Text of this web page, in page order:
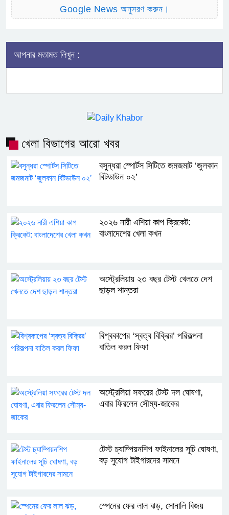
Google News অনুসরণ করুন।
আপনার মতামত লিখুন :
খেলা বিভাগের আরো খবর
বসুন্ধরা স্পোর্টস সিটিতে জমজমাট ‘জুলকান
বিটডাউন ০২’
২০২৬ নারী এশিয়া কাপ ক্রিকেট:
বাংলাদেশের খেলা কখন
অস্ট্রেলিয়ায় ২৩ বছর টেস্ট খেলতে দেশ
ছাড়ল শান্তরা
বিশ্বকাপের ‘স্বত্ব বিক্রির’ পরিকল্পনা
বাতিল করল ফিফা
অস্ট্রেলিয়া সফরের টেস্ট দল ঘোষণা,
এবার ফিরলেন সৌম্য-জাকের
টেস্ট চ্যাম্পিয়নশিপ ফাইনালের সূচি ঘোষণা,
বড় সুযোগ টাইগারদের সামনে
স্পেনের ফের লাল ঝড়, সোনালি বিজয়